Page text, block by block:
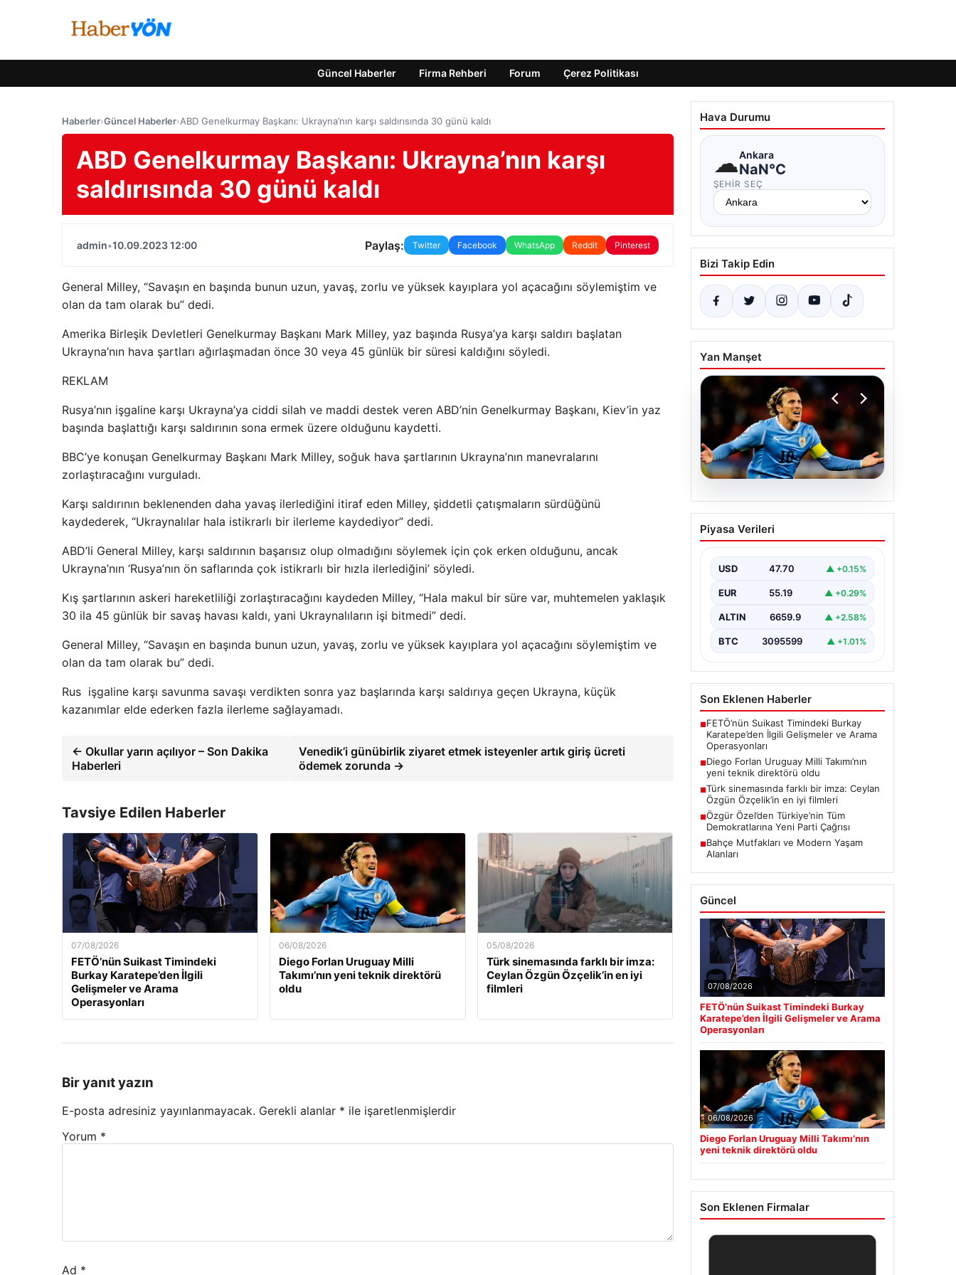
Güncel Haberler Firma Rehberi Forum Çerez Politikası
Haberler›Güncel Haberler›ABD Genelkurmay Başkanı: Ukrayna’nın karşı saldırısında 30 günü kaldı
ABD Genelkurmay Başkanı: Ukrayna’nın karşı
saldırısında 30 günü kaldı
admin•10.09.2023 12:00 Paylaş: Twitter Facebook WhatsApp Reddit Pinterest
General Milley, “Savaşın en başında bunun uzun, yavaş, zorlu ve yüksek kayıplara yol açacağını söylemiştim ve
olan da tam olarak bu” dedi.
Amerika Birleşik Devletleri Genelkurmay Başkanı Mark Milley, yaz başında Rusya’ya karşı saldırı başlatan
Ukrayna’nın hava şartları ağırlaşmadan önce 30 veya 45 günlük bir süresi kaldığını söyledi.
REKLAM
Rusya’nın işgaline karşı Ukrayna’ya ciddi silah ve maddi destek veren ABD’nin Genelkurmay Başkanı, Kiev’in yaz
başında başlattığı karşı saldırının sona ermek üzere olduğunu kaydetti.
BBC’ye konuşan Genelkurmay Başkanı Mark Milley, soğuk hava şartlarının Ukrayna’nın manevralarını
zorlaştıracağını vurguladı.
Karşı saldırının beklenenden daha yavaş ilerlediğini itiraf eden Milley, şiddetli çatışmaların sürdüğünü
kaydederek, “Ukraynalılar hala istikrarlı bir ilerleme kaydediyor” dedi.
ABD’li General Milley, karşı saldırının başarısız olup olmadığını söylemek için çok erken olduğunu, ancak
Ukrayna’nın ‘Rusya’nın ön saflarında çok istikrarlı bir hızla ilerlediğini’ söyledi.
Kış şartlarının askeri hareketliliği zorlaştıracağını kaydeden Milley, “Hala makul bir süre var, muhtemelen yaklaşık
30 ila 45 günlük bir savaş havası kaldı, yani Ukraynalıların işi bitmedi” dedi.
General Milley, “Savaşın en başında bunun uzun, yavaş, zorlu ve yüksek kayıplara yol açacağını söylemiştim ve
olan da tam olarak bu” dedi.
Rus işgaline karşı savunma savaşı verdikten sonra yaz başlarında karşı saldırıya geçen Ukrayna, küçük
kazanımlar elde ederken fazla ilerleme sağlayamadı.
← Okullar yarın açılıyor – Son Dakika
Haberleri
Venedik’i günübirlik ziyaret etmek isteyenler artık giriş ücreti
ödemek zorunda →
Tavsiye Edilen Haberler
07/08/2026
FETÖ’nün Suikast Timindeki
Burkay Karatepe’den İlgili
Gelişmeler ve Arama
Operasyonları
06/08/2026
Diego Forlan Uruguay Milli
Takımı’nın yeni teknik direktörü
oldu
05/08/2026
Türk sinemasında farklı bir imza:
Ceylan Özgün Özçelik’in en iyi
filmleri
Bir yanıt yazın
E-posta adresiniz yayınlanmayacak. Gerekli alanlar * ile işaretlenmişlerdir
Yorum *
Ad *
Hava Durumu
☁Ankara
NaN°C
ŞEHIR SEÇ
Bizi Takip Edin
Yan Manşet
06.08.2026
Diego Forlan Uruguay
Milli Takımı’nın yeni
Piyasa Verileri
USD 47.70 ▲ +0.15%
EUR 55.19 ▲ +0.29%
ALTIN 6659.9 ▲ +2.58%
BTC 3095599 ▲ +1.01%
Son Eklenen Haberler
■FETÖ’nün Suikast Timindeki Burkay
Karatepe’den İlgili Gelişmeler ve Arama
Operasyonları
■Diego Forlan Uruguay Milli Takımı’nın
yeni teknik direktörü oldu
■Türk sinemasında farklı bir imza: Ceylan
Özgün Özçelik’in en iyi filmleri
■Özgür Özel’den Türkiye’nin Tüm
Demokratlarına Yeni Parti Çağrısı
■Bahçe Mutfakları ve Modern Yaşam
Alanları
Güncel
07/08/2026
FETÖ’nün Suikast Timindeki Burkay
Karatepe’den İlgili Gelişmeler ve Arama
Operasyonları
06/08/2026
Diego Forlan Uruguay Milli Takımı’nın
yeni teknik direktörü oldu
Son Eklenen Firmalar